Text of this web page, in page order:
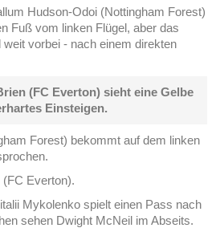
Hudson-Odoi (Nottingham Forest)
Fuß vom linken Flügel, aber das
vorbei - nach einem direkten
(FC Everton) sieht eine Gelbe
Einsteigen.
Forest) bekommt auf dem linken
Everton).
Mykolenko spielt einen Pass nach
sehen Dwight McNeil im Abseits.